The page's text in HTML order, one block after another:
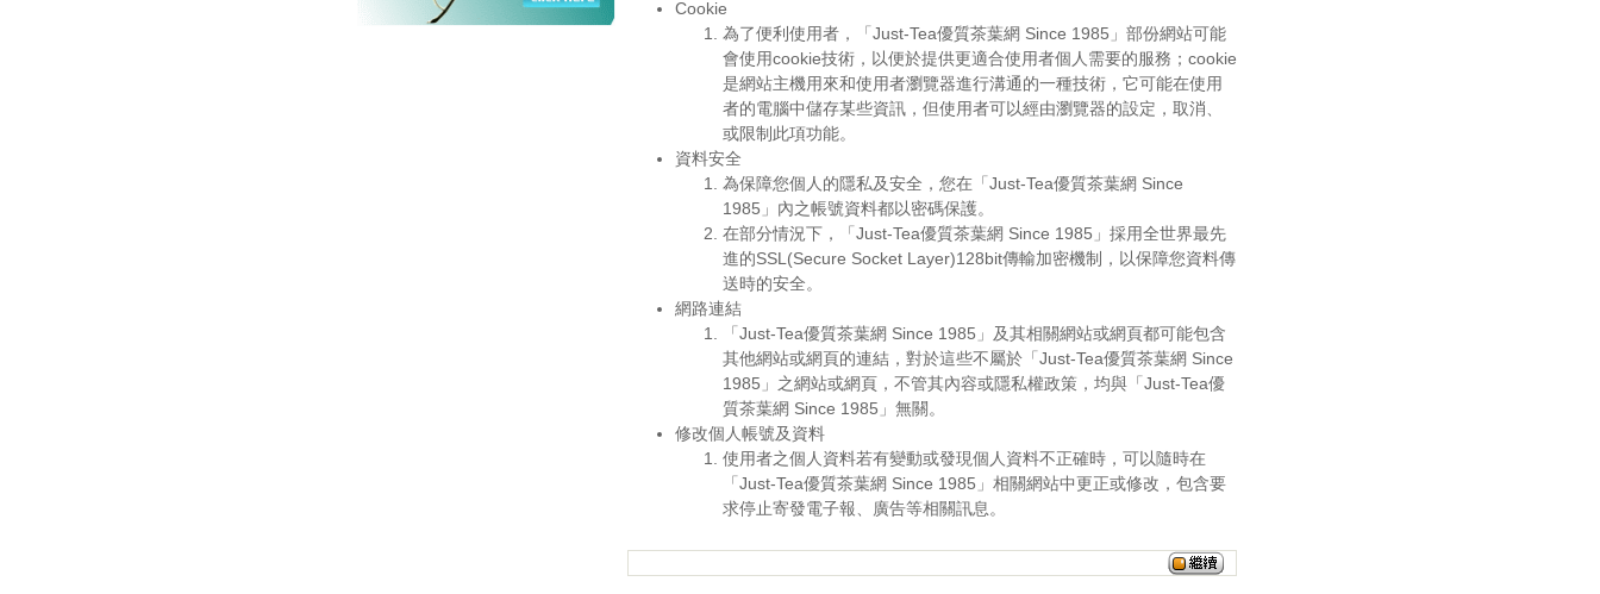
Cookie
為了便利使用者，「Just-Tea優質茶葉網 Since 1985」部份網站可能
會使用cookie技術，以便於提供更適合使用者個人需要的服務；cookie
是網站主機用來和使用者瀏覽器進行溝通的一種技術，它可能在使用
者的電腦中儲存某些資訊，但使用者可以經由瀏覽器的設定，取消、
或限制此項功能。
資料安全
為保障您個人的隱私及安全，您在「Just-Tea優質茶葉網 Since
1985」內之帳號資料都以密碼保護。
在部分情況下，「Just-Tea優質茶葉網 Since 1985」採用全世界最先
進的SSL(Secure Socket Layer)128bit傳輸加密機制，以保障您資料傳
送時的安全。
網路連結
「Just-Tea優質茶葉網 Since 1985」及其相關網站或網頁都可能包含
其他網站或網頁的連結，對於這些不屬於「Just-Tea優質茶葉網 Since
1985」之網站或網頁，不管其內容或隱私權政策，均與「Just-Tea優
質茶葉網 Since 1985」無關。
修改個人帳號及資料
使用者之個人資料若有變動或發現個人資料不正確時，可以隨時在
「Just-Tea優質茶葉網 Since 1985」相關網站中更正或修改，包含要
求停止寄發電子報、廣告等相關訊息。